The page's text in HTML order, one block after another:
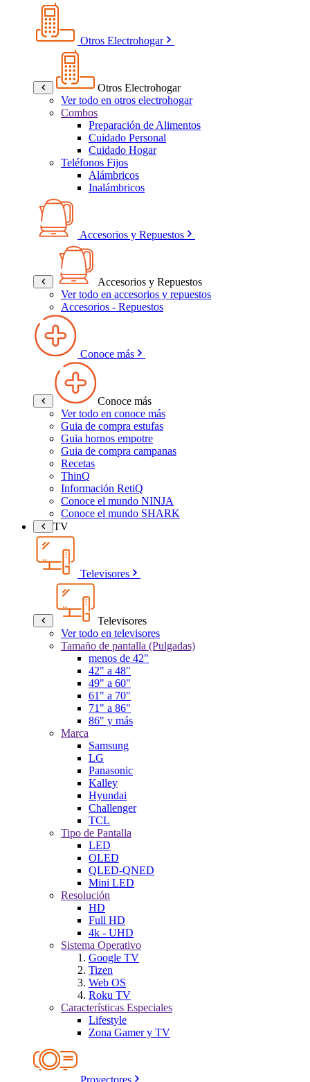
Otros Electrohogar
Otros Electrohogar
Ver todo en otros electrohogar
Combos
Preparación de Alimentos
Cuidado Personal
Cuidado Hogar
Teléfonos Fijos
Alámbricos
Inalámbricos
Accesorios y Repuestos
Accesorios y Repuestos
Ver todo en accesorios y repuestos
Accesorios - Repuestos
Conoce más
Conoce más
Ver todo en conoce más
Guia de compra estufas
Guia hornos empotre
Guia de compra campanas
Recetas
ThinQ
Información RetiQ
Conoce el mundo NINJA
Conoce el mundo SHARK
TV
Televisores
Televisores
Ver todo en televisores
Tamaño de pantalla (Pulgadas)
menos de 42"
42" a 48"
49" a 60"
61" a 70"
71" a 86"
86" y más
Marca
Samsung
LG
Panasonic
Kalley
Hyundai
Challenger
TCL
Tipo de Pantalla
LED
OLED
QLED-QNED
Mini LED
Resolución
HD
Full HD
4k - UHD
Sistema Operativo
Google TV
Tizen
Web OS
Roku TV
Características Especiales
Lifestyle
Zona Gamer y TV
Proyectores